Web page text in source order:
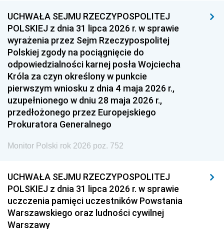
UCHWAŁA SEJMU RZECZYPOSPOLITEJ
POLSKIEJ z dnia 31 lipca 2026 r. w sprawie
wyrażenia przez Sejm Rzeczypospolitej
Polskiej zgody na pociągnięcie do
odpowiedzialności karnej posła Wojciecha
Króla za czyn określony w punkcie
pierwszym wniosku z dnia 4 maja 2026 r.,
uzupełnionego w dniu 28 maja 2026 r.,
przedłożonego przez Europejskiego
Prokuratora Generalnego
Monitor Polski rok 2026 poz. 752
UCHWAŁA SEJMU RZECZYPOSPOLITEJ
POLSKIEJ z dnia 31 lipca 2026 r. w sprawie
uczczenia pamięci uczestników Powstania
Warszawskiego oraz ludności cywilnej
Warszawy